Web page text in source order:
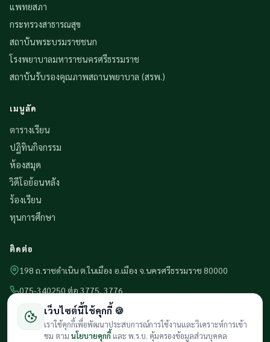
แพทยสภา
กระทรวงสาธารณสุข
สถาบันพระบรมราชชนก
โรงพยาบาลมหาราชนครศรีธรรมราช
สถาบันรับรองคุณภาพสถานพยาบาล (สรพ.)
เมนูลัด
ตารางเรียน
ปฏิทินกิจกรรม
ห้องสมุด
วิดีโอย้อนหลัง
ร้องเรียน
ทุนการศึกษา
ติดต่อ
198 ถ.ราชดำเนิน ต.ในเมือง อ.เมือง จ.นครศรีธรรมราช 80000
075-340250 ต่อ 3775, 3776
mecnst@mecnst.com
GOOGLE MAP · embed
เว็บไซต์นี้ใช้คุกกี้ 🍪
เราใช้คุกกี้เพื่อพัฒนาประสบการณ์การใช้งานและวิเคราะห์การเข้า
ชม ตาม นโยบายคุกกี้และ พ.ร.บ. คุ้มครองข้อมูลส่วนบุคคล